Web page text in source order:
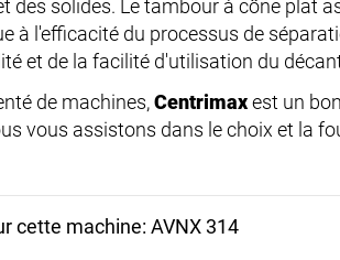
des solides. Le tambour à cône plat
à l'efficacité du processus de
et de la facilité d'utilisation du
de machines,Centrimaxest un
vous assistons dans le choix et la
cette machine: AVNX 314